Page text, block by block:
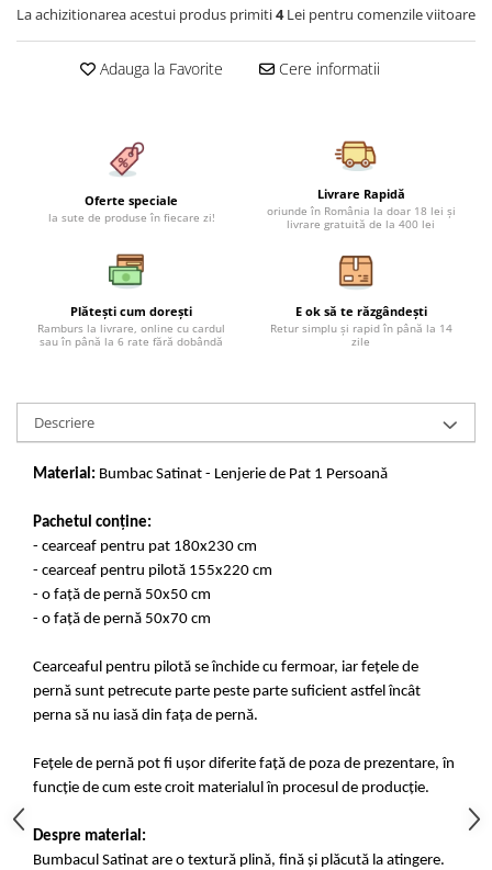
Cearceaf cu elastic 4 piese
Cearceaf normal 6 piese
Lenjerii Catifea
Cearceaf normal
Lenjerii Pufoase Fluffy/ Rabbit
Bumbac Neted Nesatinat
Bumbac 100%
Lenjerii Satin Premium
Lenjerii Jacquard
Lenjerii Creponate
Lenjerii pentru PASTE
Set Lenjerie + Draperii Pat Dublu
Huse De Pat Tricotate 160x200cm
Huse De Pat Tricotate 180x200cm
Huse Impermeabile
Huse Impermeabile 180x200cm
La achizitionarea acestui produs primiti4Lei pentru comenzile viitoare
Adauga la Favorite Cere informatii
Oferte speciale
la sute de produse în fiecare zi!
Livrare Rapidă
oriunde în România la doar 18 lei și
livrare gratuită de la 400 lei
Plătești cum dorești
Ramburs la livrare, online cu cardul
sau în până la 6 rate fără dobândă
E ok să te răzgândești
Retur simplu și rapid în până la 14
zile
Descriere
Material: Bumbac Satinat - Lenjerie de Pat 1 Persoană
Pachetul conține:
- cearceaf pentru pat 180x230 cm
- cearceaf pentru pilotă 155x220 cm
- o față de pernă 50x50 cm
- o față de pernă 50x70 cm
Cearceaful pentru pilotă se închide cu fermoar, iar fețele de
pernă sunt petrecute parte peste parte suficient astfel încât
perna să nu iasă din fața de pernă.
Fețele de pernă pot fi ușor diferite față de poza de prezentare, în
funcție de cum este croit materialul în procesul de producție.
Despre material:
Bumbacul Satinat are o textură plină, fină și plăcută la atingere.